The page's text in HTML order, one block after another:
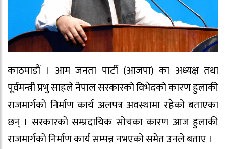
काठमाडौं । आम जनता पार्टी (आजपा) का अध्यक्ष तथा
पूर्वमन्त्री प्रभु साहले नेपाल सरकारको विभेदको कारण हुलाकी
राजमार्गको निर्माण कार्य अलपत्र अवस्थामा रहेको बताएका
छन् । सरकारको सम्प्रदायिक सोचका कारण आज हुलाकी
राजमार्गको निर्माण कार्य सम्पन्न नभएको समेत उनले बताए ।